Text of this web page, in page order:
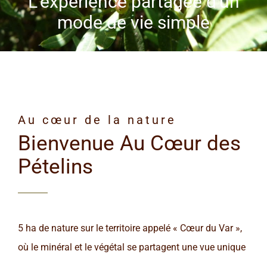
Au cœur de la nature
Bienvenue Au Cœur des
Pételins
5 ha de nature sur le territoire appelé « Cœur du Var »,
où le minéral et le végétal se partagent une vue unique